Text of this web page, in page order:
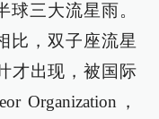
三大流星雨。
比，双子座流星
才出现，被国际
Organization，